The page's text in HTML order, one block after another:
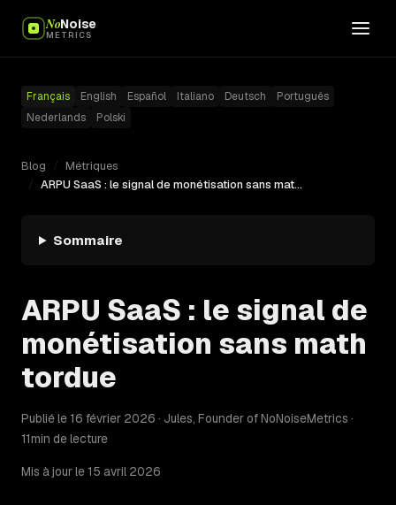
NoNoise
METRICS
Français English Español Italiano Deutsch
Português
Nederlands
Polski
Blog / Métriques
/
ARPU SaaS : le signal de monétisation sans math tordue
Sommaire
ARPU SaaS : le signal de
monétisation sans math
tordue
Publié le 16 février 2026 · Jules, Founder of NoNoiseMetrics ·
11min de lecture
Mis à jour le 15 avril 2026